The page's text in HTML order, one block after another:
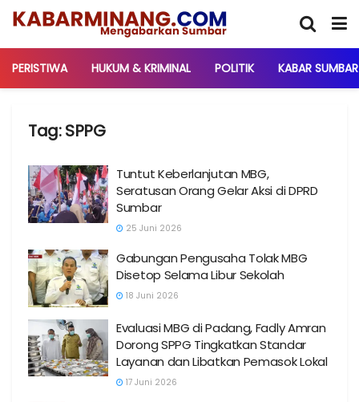
PERISTIWA HUKUM & KRIMINAL POLITIK KABAR SUMBAR
Tag:SPPG
Tuntut Keberlanjutan MBG,
Seratusan Orang Gelar Aksi di DPRD
Sumbar
25 Juni 2026
Gabungan Pengusaha Tolak MBG
Disetop Selama Libur Sekolah
18 Juni 2026
Evaluasi MBG di Padang, Fadly Amran
Dorong SPPG Tingkatkan Standar
Layanan dan Libatkan Pemasok Lokal
17 Juni 2026